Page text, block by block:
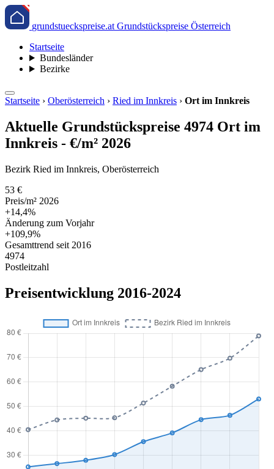
grundstueckspreise.at Grundstückspreise Österreich
Startseite
Bundesländer
Bezirke
Startseite › Oberösterreich › Ried im Innkreis › Ort im Innkreis
Aktuelle Grundstückspreise 4974 Ort im
Innkreis - €/m² 2026
Bezirk Ried im Innkreis, Oberösterreich
53 €
Preis/m² 2026
+14,4%
Änderung zum Vorjahr
+109,9%
Gesamttrend seit 2016
4974
Postleitzahl
Preisentwicklung 2016-2024